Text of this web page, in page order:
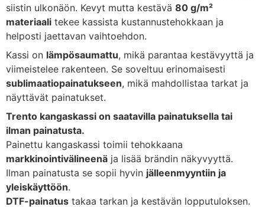
siistin ulkonäön. Kevyt mutta kestävä 80 g/m²
materiaali tekee kassista kustannustehokkaan ja
helposti jaettavan vaihtoehdon.
Kassi on lämpösaumattu, mikä parantaa kestävyyttä ja
viimeistelee rakenteen. Se soveltuu erinomaisesti
sublimaatiopainatukseen, mikä mahdollistaa tarkat ja
näyttävät painatukset.
Trento kangaskassi on saatavilla painatuksella tai
ilman painatusta.
Painettu kangaskassi toimii tehokkaana
markkinointivälineenä ja lisää brändin näkyvyyttä.
Ilman painatusta se sopii hyvin jälleenmyyntiin ja
yleiskäyttöön.
DTF-painatus takaa tarkan ja kestävän lopputuloksen.